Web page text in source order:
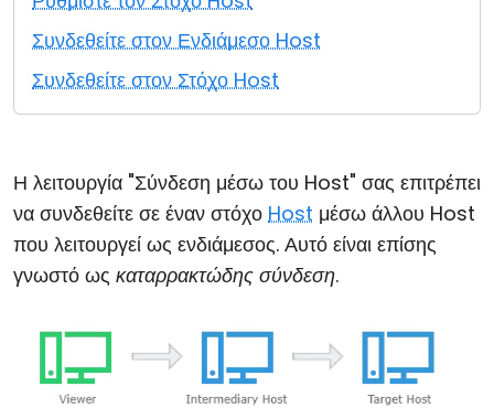
Συνδεθείτε στον Ενδιάμεσο Host
Συνδεθείτε στον Στόχο Host
Η λειτουργία "Σύνδεση μέσω του Host" σας επιτρέπει
να συνδεθείτε σε έναν στόχο Host μέσω άλλου Host
που λειτουργεί ως ενδιάμεσος. Αυτό είναι επίσης
γνωστό ως καταρρακτώδης σύνδεση.
Cloud & Τοπική Εγκατάσταση